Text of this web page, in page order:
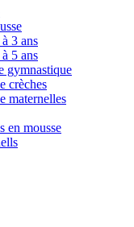
3 ans
5 ans
gymnastique
crèches
maternelles
en mousse